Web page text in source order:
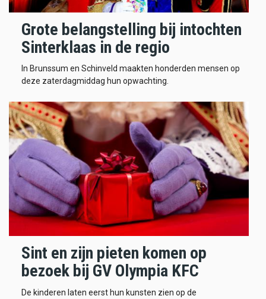
Grote belangstelling bij intochten
Sinterklaas in de regio
In Brunssum en Schinveld maakten honderden mensen op
deze zaterdagmiddag hun opwachting.
Sint en zijn pieten komen op
bezoek bij GV Olympia KFC
De kinderen laten eerst hun kunsten zien op de